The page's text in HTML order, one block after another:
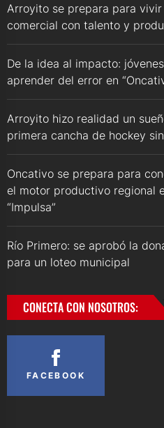
Arroyito se prepara para
comercial con talento y
De la idea al impacto:
aprender del error en
Arroyito hizo realidad un
primera cancha de hockey
Oncativo se prepara para
el motor productivo regional
“Impulsa”
Río Primero: se aprobó la
para un loteo municipal
CONECTA CON NOSOTROS:
FACEBOOK